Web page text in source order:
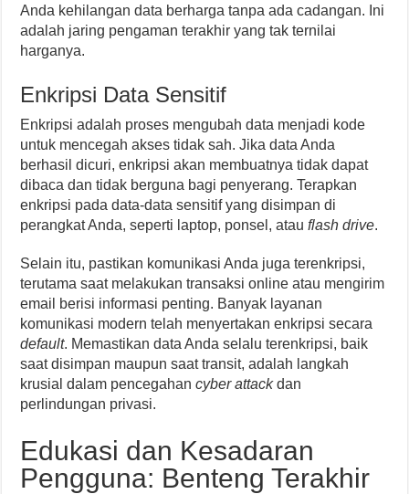
Anda kehilangan data berharga tanpa ada cadangan. Ini
adalah jaring pengaman terakhir yang tak ternilai
harganya.
Enkripsi Data Sensitif
Enkripsi adalah proses mengubah data menjadi kode
untuk mencegah akses tidak sah. Jika data Anda
berhasil dicuri, enkripsi akan membuatnya tidak dapat
dibaca dan tidak berguna bagi penyerang. Terapkan
enkripsi pada data-data sensitif yang disimpan di
perangkat Anda, seperti laptop, ponsel, atauflash drive.
Selain itu, pastikan komunikasi Anda juga terenkripsi,
terutama saat melakukan transaksi online atau mengirim
email berisi informasi penting. Banyak layanan
komunikasi modern telah menyertakan enkripsi secara
default. Memastikan data Anda selalu terenkripsi, baik
saat disimpan maupun saat transit, adalah langkah
krusial dalam pencegahancyber attackdan
perlindungan privasi.
Edukasi dan Kesadaran
Pengguna: Benteng Terakhir